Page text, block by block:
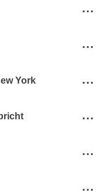
...
...
York ...
...
...
...